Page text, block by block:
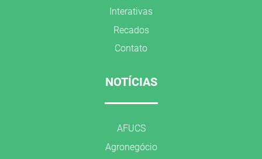
Interativas
Recados
Contato
NOTÍCIAS
AFUCS
Agronegócio